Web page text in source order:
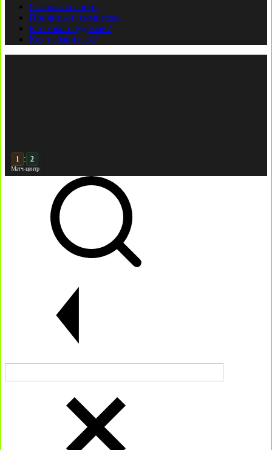
Ставки на спорт
Причины и симптомы
Кто такой лудоман?
Как избавиться?
2 : 2
Матч-центр